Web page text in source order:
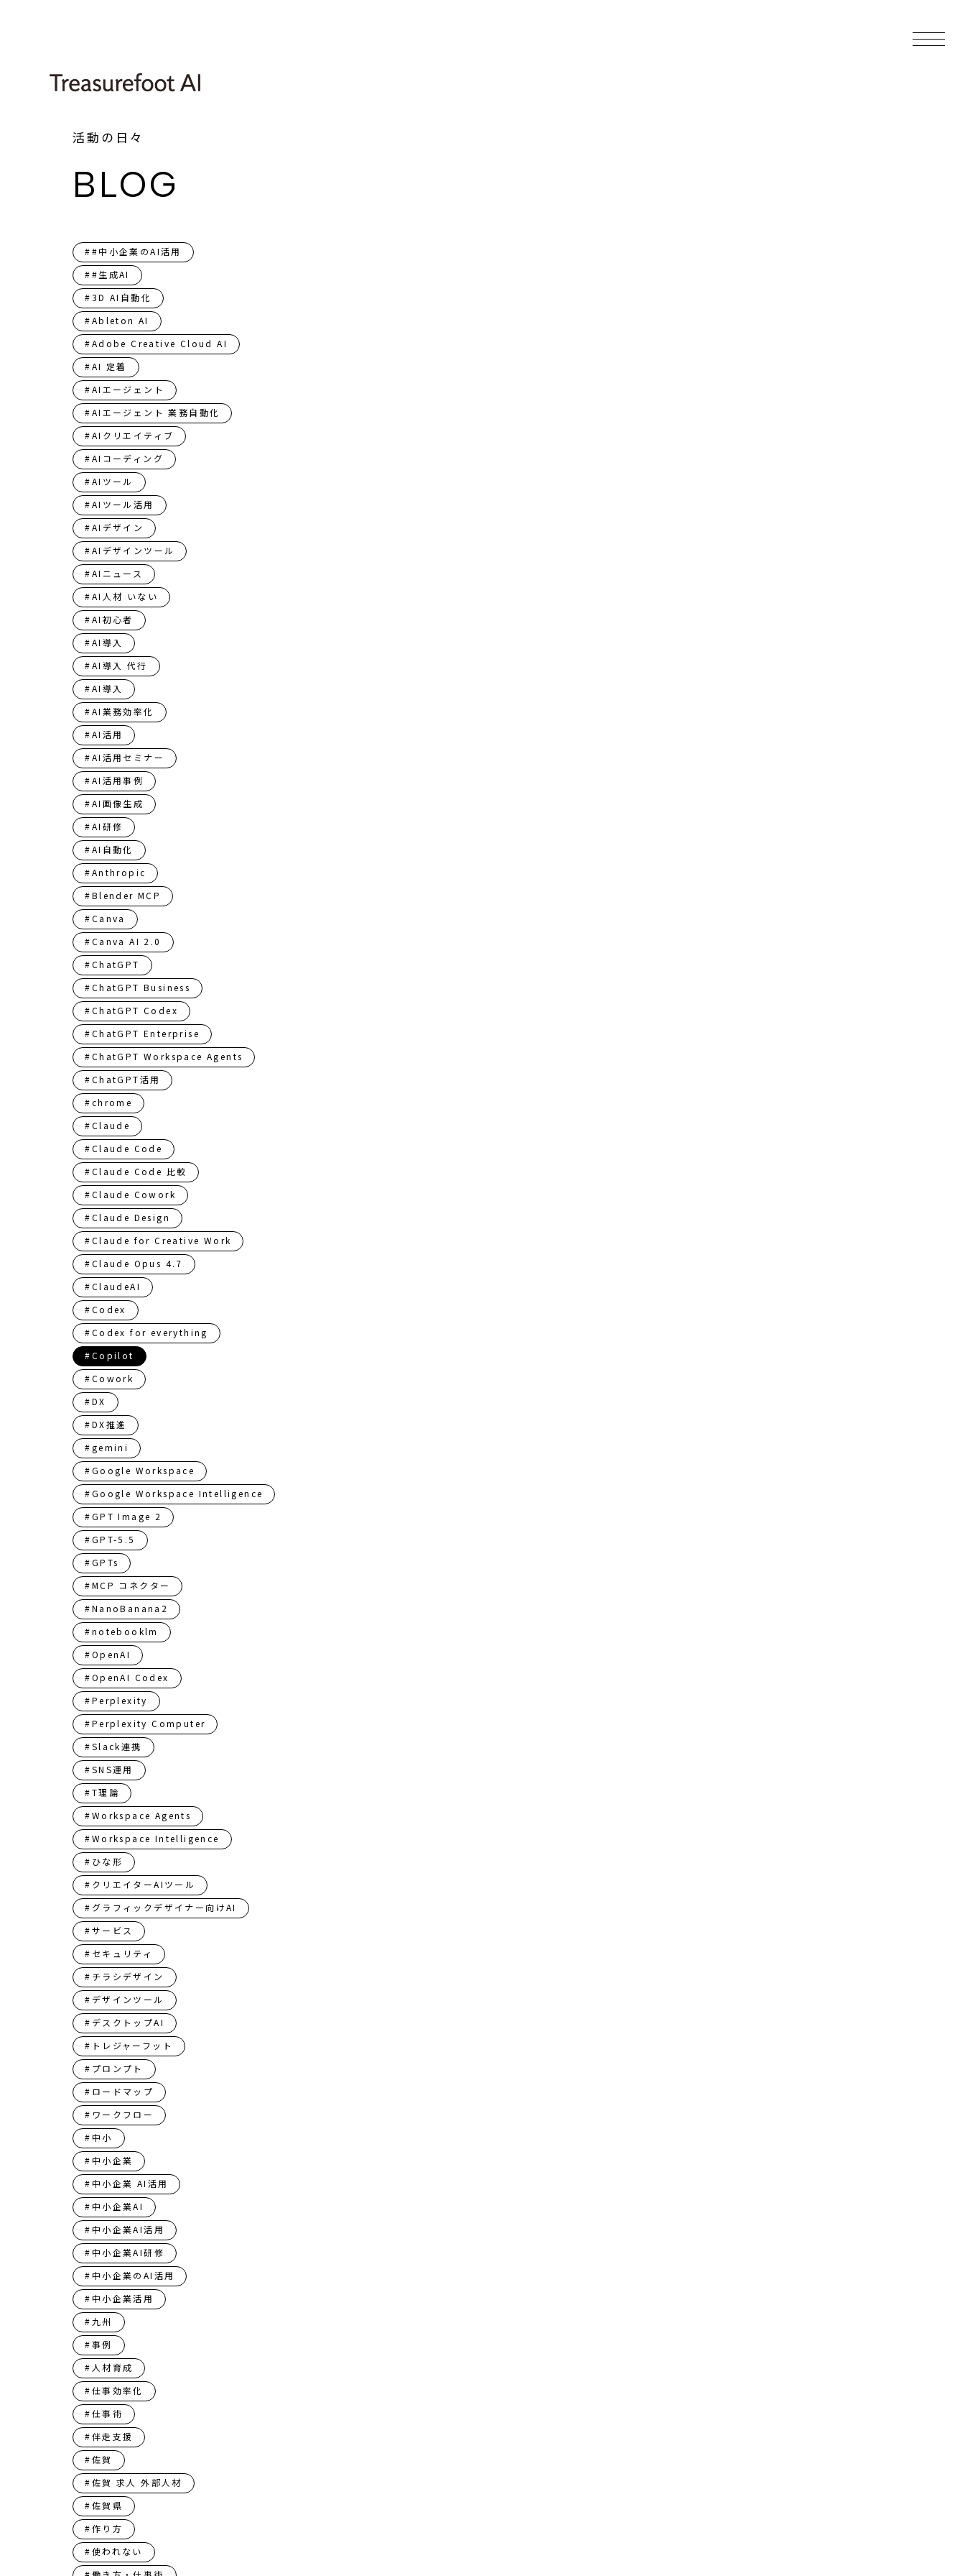
活動の日々
BLOG
##中小企業のAI活用
##生成AI
#3D AI自動化
#Ableton AI
#Adobe Creative Cloud AI
#AI 定着
#AIエージェント
#AIエージェント 業務自動化
#AIクリエイティブ
#AIコーディング
#AIツール
#AIツール活用
#AIデザイン
#AIデザインツール
#AIニュース
#AI人材 いない
#AI初心者
#AI導入
#AI導入 代行
#AI導入​​​​​​​​​​​​​​​​
#AI業務効率化
#AI活用
#AI活用セミナー
#AI活用事例
#AI画像生成
#AI研修
#AI自動化
#Anthropic
#Blender MCP
#Canva
#Canva AI 2.0
#ChatGPT
#ChatGPT Business
#ChatGPT Codex
#ChatGPT Enterprise
#ChatGPT Workspace Agents
#ChatGPT活用
#chrome
#Claude
#Claude Code
#Claude Code 比較
#Claude Cowork
#Claude Design
#Claude for Creative Work
#Claude Opus 4.7
#ClaudeAI
#Codex
#Codex for everything
#Copilot
#Cowork
#DX
#DX推進
#gemini
#Google Workspace
#Google Workspace Intelligence
#GPT Image 2
#GPT-5.5
#GPTs
#MCP コネクター
#NanoBanana2
#notebooklm
#OpenAI
#OpenAI Codex
#Perplexity
#Perplexity Computer
#Slack連携
#SNS運用
#T理論
#Workspace Agents
#Workspace Intelligence
#ひな形
#クリエイターAIツール
#グラフィックデザイナー向けAI
#サービス
#セキュリティ
#チラシデザイン
#デザインツール
#デスクトップAI
#トレジャーフット
#プロンプト
#ロードマップ
#ワークフロー
#中小
#中小企業
#中小企業 AI活用
#中小企業AI
#中小企業AI活用
#中小企業AI研修
#中小企業のAI活用
#中小企業活用
#九州
#事例
#人材育成
#仕事効率化
#仕事術
#伴走支援
#佐賀
#佐賀 求人 外部人材
#佐賀県
#作り方
#使われない